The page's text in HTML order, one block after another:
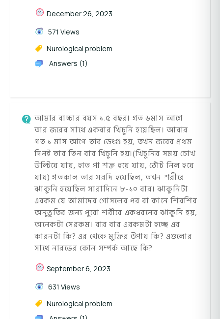
December 26, 2023
571 Views
Nurological problem
Answers (1)
আমার বাচ্চার বয়স ১.৫ বছর। গত ৬মাস আগে
তার জরের সাথে একবার খিচুনি হয়েছিল। আবার
গত ১ মাস আগে তার ডেংগু হয়, তখন জরের প্রথম
দিনই তার তিন বার খিচুনি হয়।(খিচুনির সময় চোখ
উল্টিয়ে যায়, হাত পা শক্ত হয়ে যায়, ঠোঁট নিল হয়ে
যায়) গতকাল তার সরদি হয়েছিল, তখন শরীরে
ঝাকুনি হয়েছিল সারাদিনে ৮-১০ বার। ঝাকুনিটা
এরকম যে আমাদের গোসলের পর বা কানে শিরশির
অনুভূতির জন্য পুরো শরীরে একধরনের ঝাকুনি হয়,
অনেকটা সেরকম। বার বার এরকমটা হচ্ছে এর
কারনটা কি? এর থেকে মুক্তির উপায় কি? এগুলোর
সাথে নারভের কোন সম্পর্ক আছে কি?
September 6, 2023
631 Views
Nurological problem